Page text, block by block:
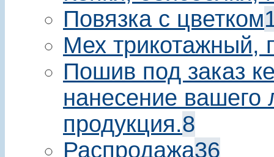
Повязка с цветком
Мех трикотажный,
Пошив под заказ
нанесение вашего
продукция.8
Распродажа36